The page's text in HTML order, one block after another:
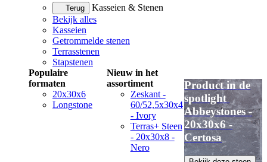
Terug
Kasseien & Stenen
Bekijk alles
Kasseien
Getrommelde stenen
Terrasstenen
Stapstenen
Populaire
formaten
20x30x6
Longstone
Nieuw in het
assortiment
Zeskant -
60/52,5x30x4
- Ivory
Terras+ Steen
- 20x30x8 -
Nero
Product in de
spotlight
Abbeystones -
20x30x6 -
Certosa